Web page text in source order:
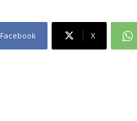
Facebook X